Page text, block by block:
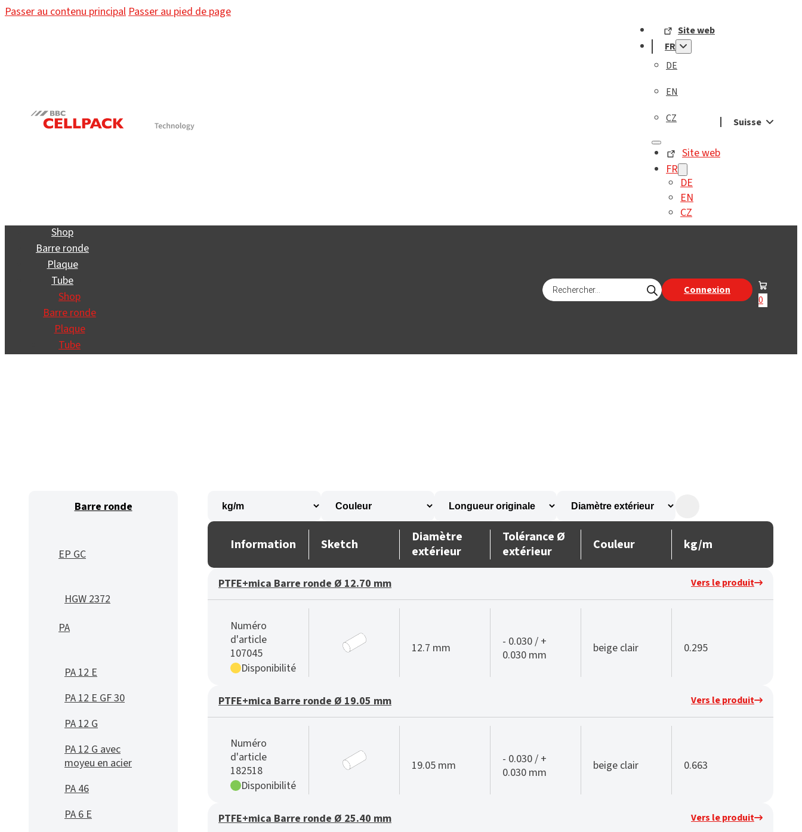
Passer au contenu principalPasser au pied de page
Site web
FR
DE
EN
CZ
Site web
FR
DE
EN
CZ
Suisse
Shop
Barre ronde
Plaque
Tube
Shop
Barre ronde
Plaque
Tube
Recherche
de
produits
Connexion
0
Barre ronde
EP GC
HGW 2372
PA
PA 12 E
PA 12 E GF 30
PA 12 G
PA 12 G avec
moyeu en acier
PA 46
PA 6 E
Information Sketch
Diamètre
extérieur
Tolérance Ø
extérieur
Couleur kg/m
PTFE+mica Barre ronde Ø 12.70 mm Vers le produit
Numéro
d'article
107045
Disponibilité
12.7 mm
- 0.030 / +
0.030 mm
beige clair 0.295
PTFE+mica Barre ronde Ø 19.05 mm Vers le produit
Numéro
d'article
182518
Disponibilité
19.05 mm
- 0.030 / +
0.030 mm
beige clair 0.663
PTFE+mica Barre ronde Ø 25.40 mm Vers le produit